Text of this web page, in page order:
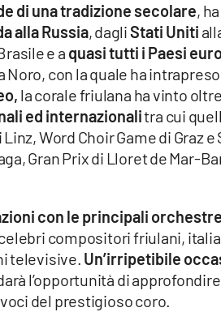
di una tradizione secolare,
alla Russia, dagliStati Uniti
e a quasi tutti i Paesi
con la quale ha
la corale friulana ha vinto
ed internazionalitra cui
Word Choir Game di Graz e
Gran Prix di Lloret de Mar-
con le principali
compositori friulani,
televisive. Un’irripetibile
l’opportunità di
del prestigioso coro.